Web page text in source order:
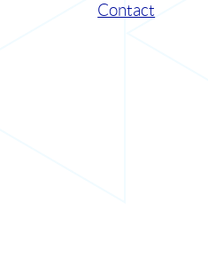
Contact